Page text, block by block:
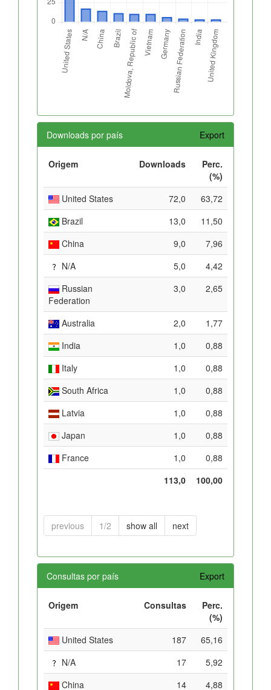
Downloads por país Export
Origem Downloads
Perc.
(%)
United States
72,0
63,72
Brazil
13,0
11,50
China
9,0
7,96
N/A
5,0
4,42
Russian
Federation
3,0 2,65
Australia 2,0
1,77
India
1,0
0,88
Italy
1,0
0,88
South Africa
1,0
0,88
Latvia
1,0
0,88
Japan
1,0
0,88
France
1,0
0,88
113,0
100,00
previous 1/2 show all next
Consultas por país Export
Origem Consultas
Perc.
(%)
United States
187
65,16
N/A
17
5,92
China
14
4,88